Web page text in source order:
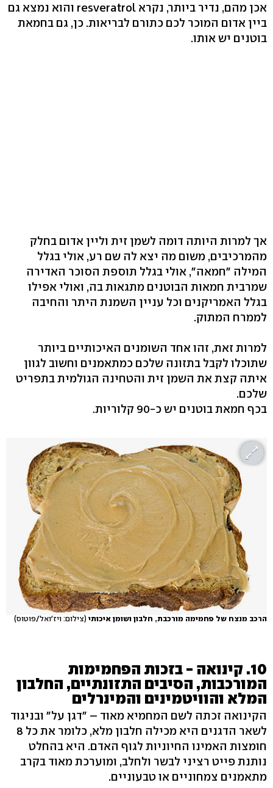
אכן מהם, נדיר ביותר, נקרא resveratrol והוא נמצא גם
ביין אדום המוכר לכם כתורם לבריאות. כן, גם בחמאת
בוטנים יש אותו.
אך למרות היותה דומה לשמן זית וליין אדום בחלק
מהמרכיבים, משום מה יצא לה שם רע, אולי בגלל
המילה "חמאה", אולי בגלל תוספת הסוכר האדירה
שמרבית חמאות הבוטנים מתגאות בה, ואולי אפילו
בגלל האמריקנים וכל עניין השמנת היתר והחיבה
לממרח המתוק.
למרות זאת, זהו אחד השומנים האיכותיים ביותר
שתוכלו לקבל בתזונה שלכם כמתאמנים וחשוב לגוון
איתה קצת את השמן זית והטחינה הגולמית בתפריט
שלכם.
בכף חמאת בוטנים יש כ-90 קלוריות.
הרכב מנצח של פחמימה מורכבת, חלבון ושומן איכותי (צילום: ויז'ואל/פוטוס)
10. קינואה - בזכות הפחמימות
המורכבות, הסיבים התזונתיים, החלבון
המלא והוויטמינים והמינרלים
הקינואה זכתה לשם המחמיא מאוד – "דגן על" ובניגוד
לשאר הדגנים היא מכילה חלבון מלא, כלומר את כל 8
חומצות האמינו החיוניות לגוף האדם. היא בהחלט
נותנת פייט רציני לבשר ולחלב, ומוערכת מאוד בקרב
מתאמנים צמחוניים או טבעוניים.